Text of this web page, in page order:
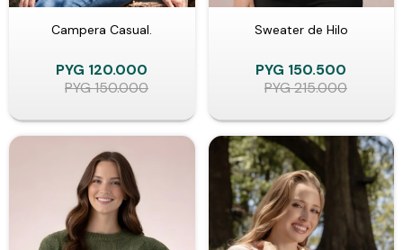
Campera Casual.
PYG 120.000
PYG150.000
Sweater de Hilo
PYG 150.500
PYG215.000